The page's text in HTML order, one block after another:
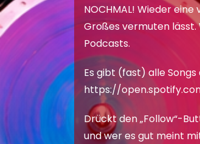
NOCHMAL! Wieder
Großes vermuten
Podcasts.
Es gibt (fast) alle Songs
https://
Drückt den „Follow“-
und wer es gut meint